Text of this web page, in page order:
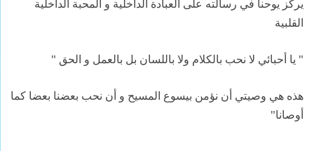
يركز يوحنا في رسالته على العبادة الداخلية و المحبة الداخلية
القلبية
" يا أحبائي لا نحب بالكلام ولا باللسان بل بالعمل و الحق "
هذه هي وصيتي أن نؤمن بيسوع المسيح و أن نحب بعضنا بعضا كما
أوصانا"